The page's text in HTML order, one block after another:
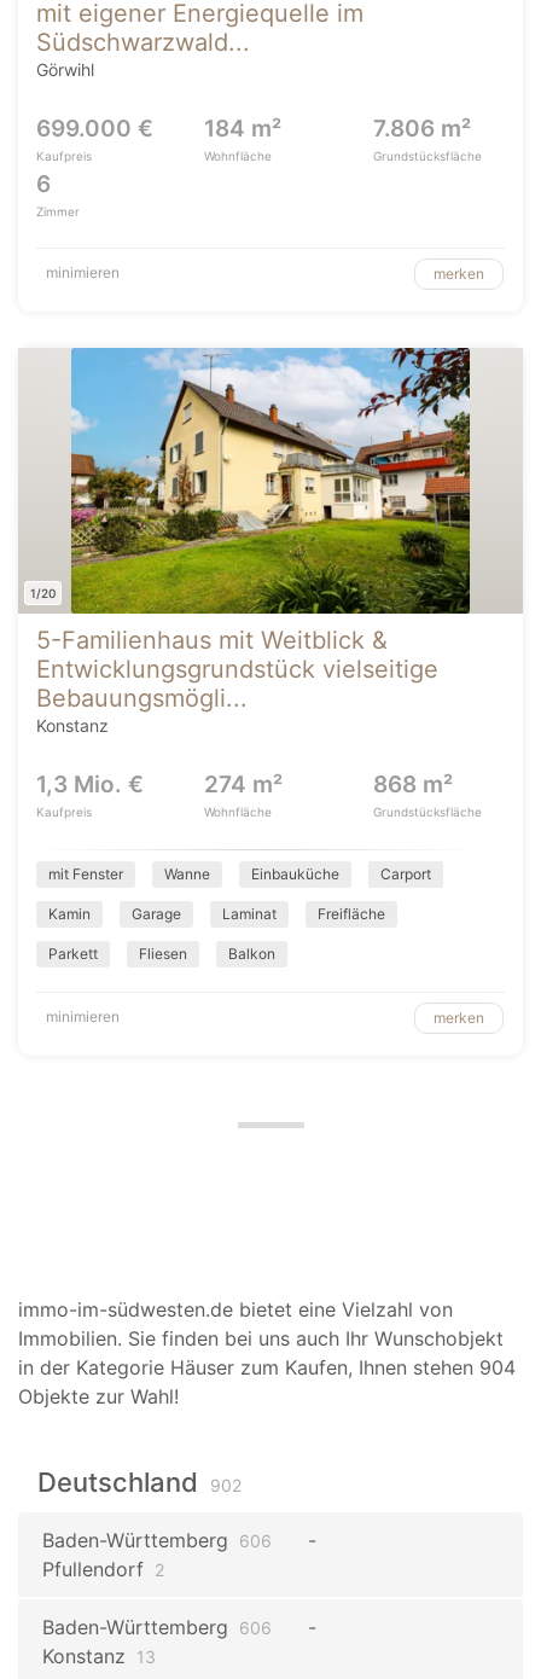
mit eigener Energiequelle im
Südschwarzwald...
Görwihl
699.000 €
Kaufpreis
184 m²
Wohnfläche
7.806 m²
Grundstücksfläche
6
Zimmer
minimieren merken
1/20
5-Familienhaus mit Weitblick &
Entwicklungsgrundstück vielseitige
Bebauungsmögli...
Konstanz
1,3 Mio. €
Kaufpreis
274 m²
Wohnfläche
868 m²
Grundstücksfläche
mit Fenster Wanne Einbauküche Carport
Kamin Garage Laminat Freifläche
Parkett Fliesen Balkon
minimieren merken
immo-im-südwesten.de bietet eine Vielzahl von
Immobilien. Sie finden bei uns auch Ihr Wunschobjekt
in der Kategorie Häuser zum Kaufen, Ihnen stehen 904
Objekte zur Wahl!
Deutschland 902
Baden-Württemberg 606
Pfullendorf 2
Baden-Württemberg 606
Konstanz 13